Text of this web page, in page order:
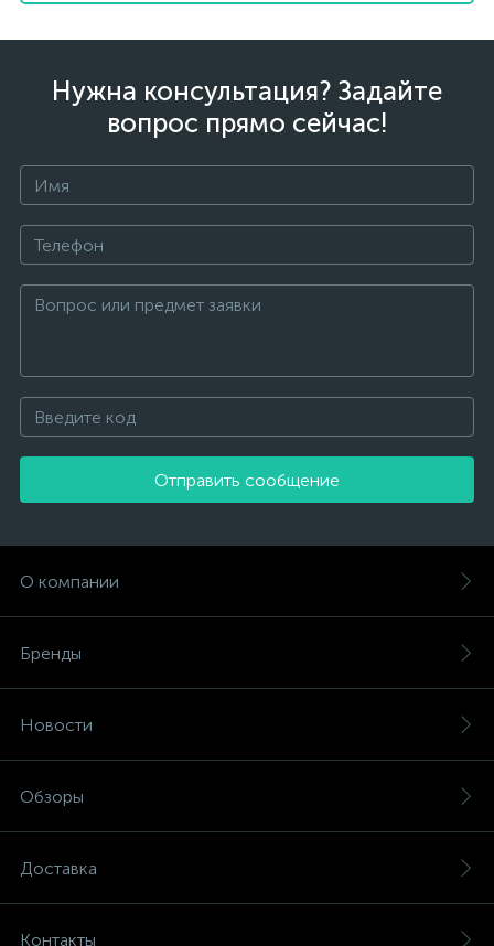
Нужна консультация? Задайте
вопрос прямо сейчас!
Отправить сообщение
О компании
Бренды
Новости
Обзоры
Доставка
Контакты